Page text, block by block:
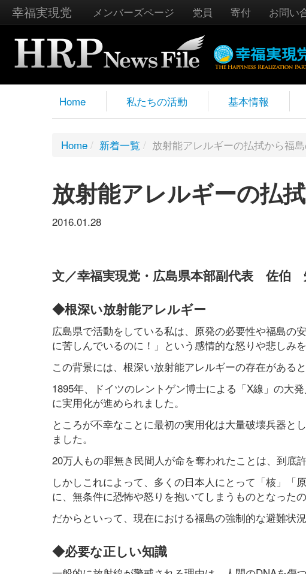
幸福実現党 メンバーズページ 党員 寄付 お問い
Home 私たちの活動 基本情報
Home / 新着一覧 / 放射能アレルギーの払拭から福島
放射能アレルギーの払
2016.01.28
文／幸福実現党・広島県本部副代表 佐伯
◆根深い放射能アレルギー
広島県で活動をしている私は、原発の必要性や福島の
に苦しんでいるのに！」という感情的な怒りや悲しみ
この背景には、根深い放射能アレルギーの存在があると
1895年、ドイツのレントゲン博士による「X線」の大
に実用化が進められました。
ところが不幸なことに最初の実用化は大量破壊兵器と
ました。
20万人もの罪無き民間人が命を奪われたことは、到底
しかしこれによって、多くの日本人にとって「核」「
に、無条件に恐怖や怒りを抱いてしまうものとなったの
だからといって、現在における福島の強制的な避難状
◆必要な正しい知識